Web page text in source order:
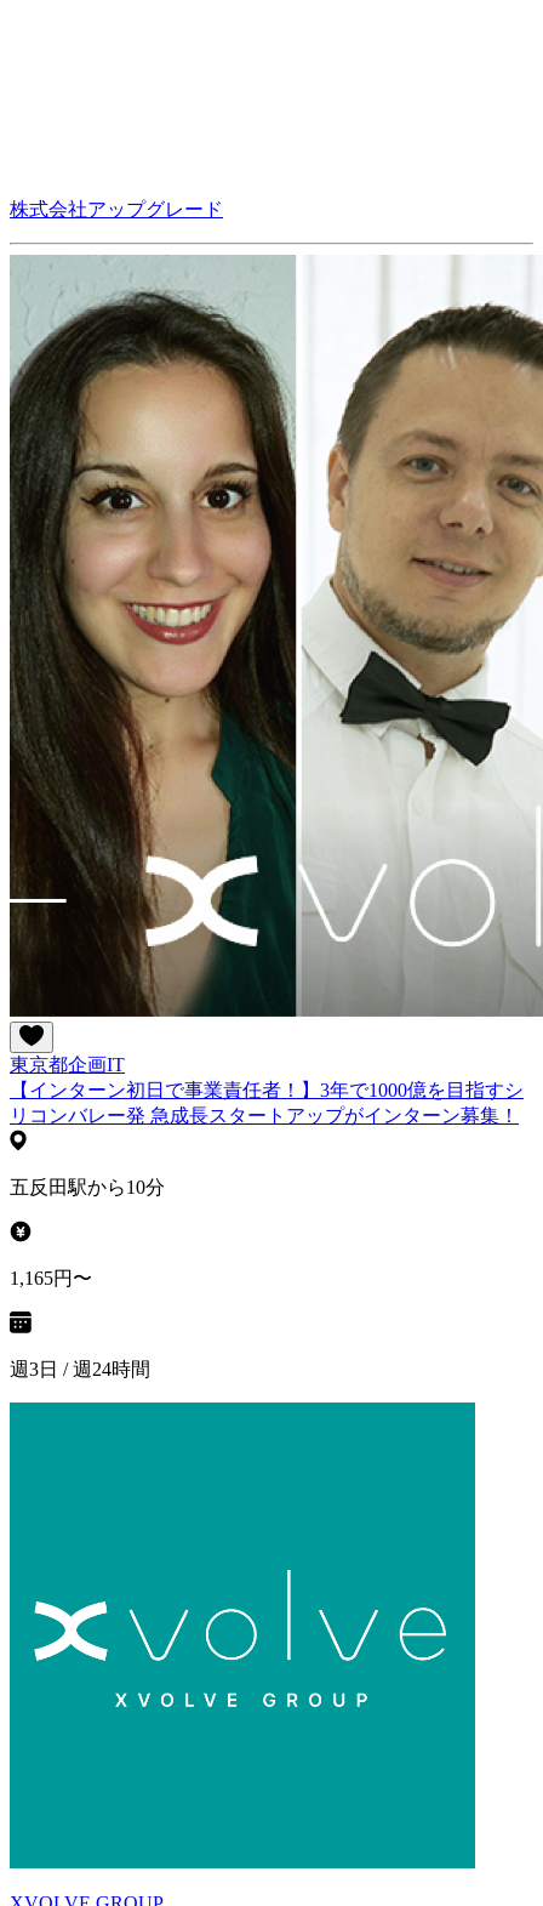
株式会社アップグレード
東京都企画IT
【インターン初日で事業責任者！】3年で1000億を目指すシ
リコンバレー発 急成長スタートアップがインターン募集！
五反田駅から10分
1,165円〜
週3日 / 週24時間